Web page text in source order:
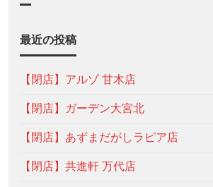
最近の投稿
【閉店】アルゾ 甘木店
【閉店】ガーデン大宮北
【閉店】あずまだがしラピア店
【閉店】共進軒 万代店